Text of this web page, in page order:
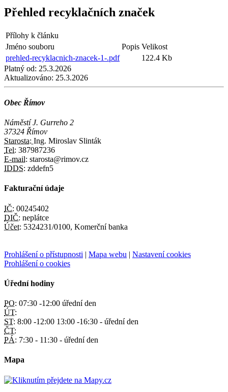
Přehled recyklačních značek
Přílohy k článku
Jméno souboru
Popis Velikost
prehled-recyklacnich-znacek-1-.pdf
122.4 Kb
Platný od: 25.3.2026
Aktualizováno: 25.3.2026
Obec Římov
Náměstí J. Gurreho 2
37324 Římov
Starosta: Ing. Miroslav Slinták
Tel: 387987236
E-mail: starosta@rimov.cz
IDDS: zddefn5
Fakturační údaje
IČ: 00245402
DIČ: neplátce
Účet: 5324231/0100, Komerční banka
Prohlášení o přístupnosti | Mapa webu | Nastavení cookies
Prohlášení o cookies
Úřední hodiny
PO: 07:30 -12:00 úřední den
ÚT:
ST: 8:00 -12:00 13:00 -16:30 - úřední den
ČT:
PÁ: 7:30 - 11:30 - úřední den
Mapa